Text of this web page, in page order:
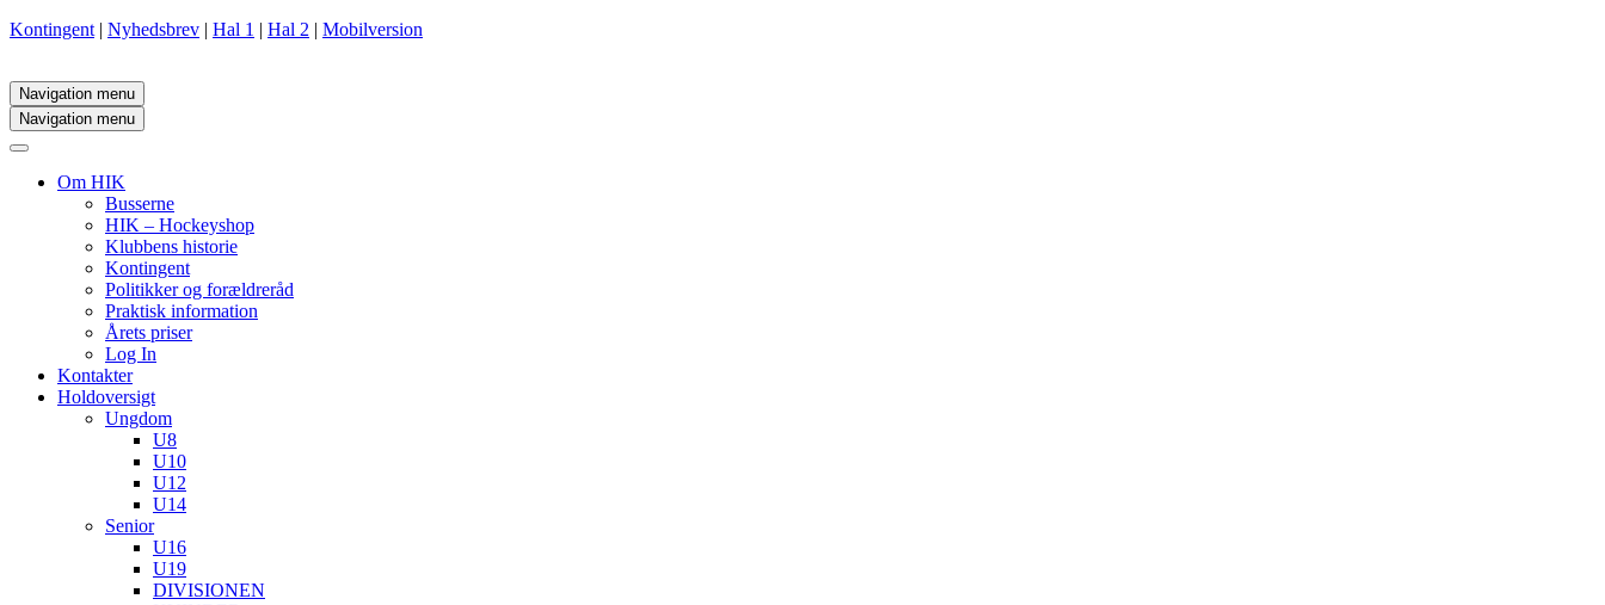
Kontingent | Nyhedsbrev | Hal 1 | Hal 2 | Mobilversion
Navigation menu
Navigation menu
Om HIK
Busserne
HIK – Hockeyshop
Klubbens historie
Kontingent
Politikker og forældreråd
Praktisk information
Årets priser
Log In
Kontakter
Holdoversigt
Ungdom
U8
U10
U12
U14
Senior
U16
U19
DIVISIONEN